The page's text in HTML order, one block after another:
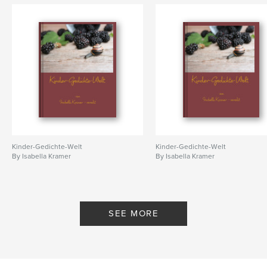
Keywords
Iceland , travel nature photography ,
nature
Kinder-Gedichte-Welt
By Isabella Kramer
Kinder-Gedichte-Welt
By Isabella Kramer
SEE MORE